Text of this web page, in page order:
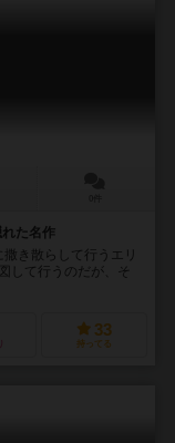
た名作
き散らして行うエリ
して行うのだが、そ
33
持ってる